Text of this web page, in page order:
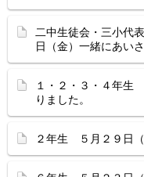
二中生徒会・三小代
日（金）一緒にあい
１・２・３・４年
りました。
２年生 ５月２９日